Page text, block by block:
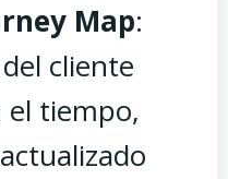
Map:
cliente
el tiempo,